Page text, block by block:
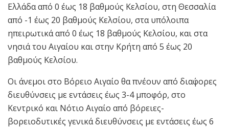
Ελλάδα από 0 έως 18 βαθμούς Κελσίου, στη Θεσσαλία
από -1 έως 20 βαθμούς Κελσίου, στα υπόλοιπα
ηπειρωτικά από 0 έως 18 βαθμούς Κελσίου, και στα
νησιά του Αιγαίου και στην Κρήτη από 5 έως 20
βαθμούς Κελσίου.
Οι άνεμοι στο Βόρειο Αιγαίο θα πνέουν από δια΄φορες
διευθύνσεις με εντάσεις έως 3-4 μποφόρ, στο
Κεντρικό και Νότιο Αιγαίο από βόρειες-
βορειοδυτικές γενικά διευθύνσεις με εντάσεις έως 6